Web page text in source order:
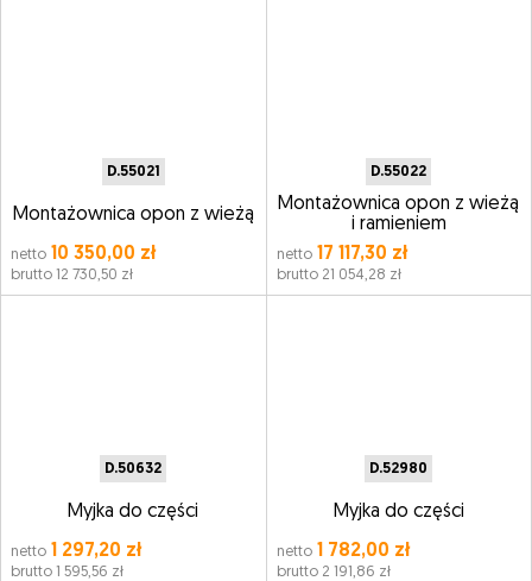
D.55021
Montażownica opon z wieżą
netto 10 350,00 zł
brutto 12 730,50 zł
D.55022
Montażownica opon z wieżą
i ramieniem
netto17 117,30 zł
brutto 21 054,28 zł
D.50632
Myjka do części
netto 1 297,20 zł
brutto 1 595,56 zł
D.52980
Myjka do części
netto1 782,00 zł
brutto 2 191,86 zł